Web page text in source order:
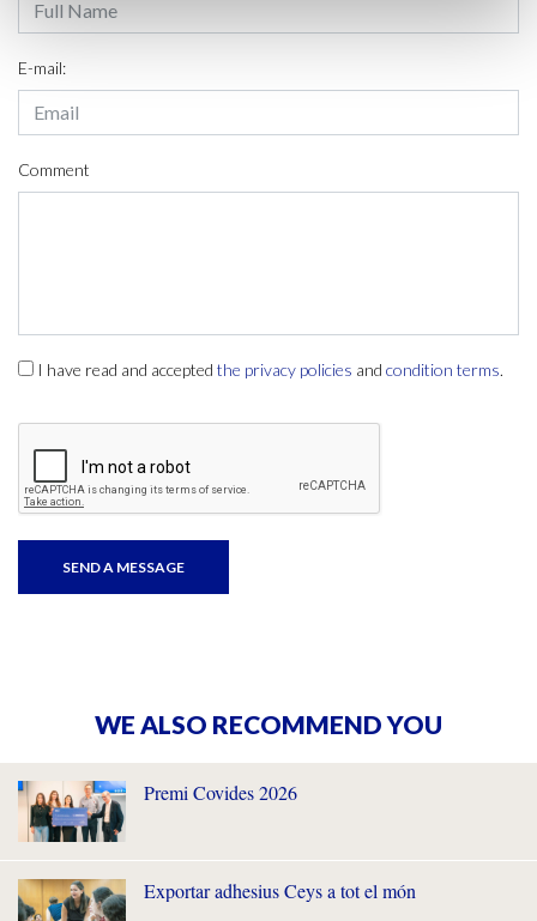
E-mail:
Comment
I have read and accepted the privacy policies and condition terms.
WE ALSO RECOMMEND YOU
Premi Covides 2026
Exportar adhesius Ceys a tot el món